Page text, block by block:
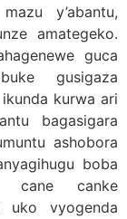
y’abantu,
amategeko.
guca
gusigaza
kurwa ari
bagasigara
ashobora
boba
cane canke
uko vyogenda